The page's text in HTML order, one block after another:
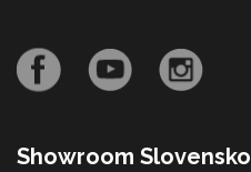
Showroom Slovensko